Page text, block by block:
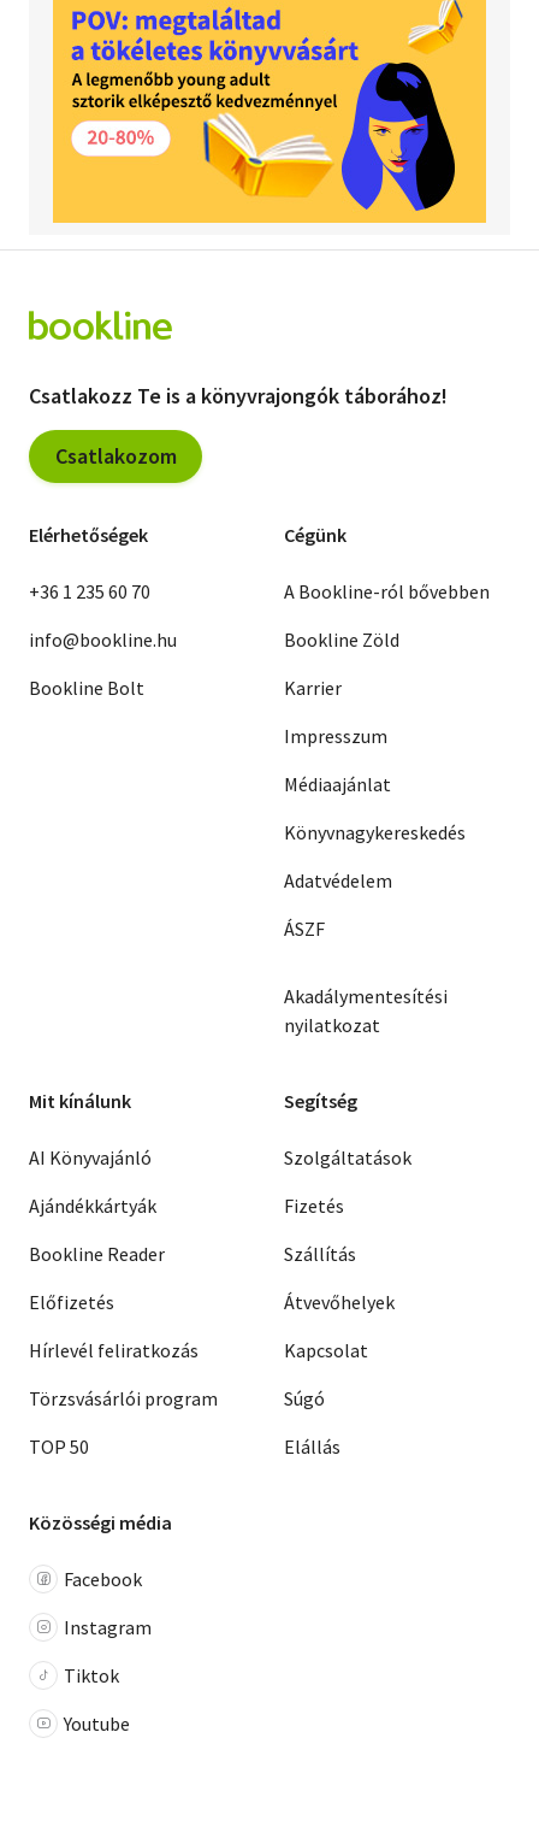
Csatlakozz Te is a könyvrajongók táborához!
Csatlakozom
Elérhetőségek
+36 1 235 60 70
info@bookline.hu
Bookline Bolt
Cégünk
A Bookline-ról bővebben
Bookline Zöld
Karrier
Impresszum
Médiaajánlat
Könyvnagykereskedés
Adatvédelem
ÁSZF
Akadálymentesítési
nyilatkozat
Mit kínálunk
AI Könyvajánló
Ajándékkártyák
Bookline Reader
Előfizetés
Hírlevél feliratkozás
Törzsvásárlói program
TOP 50
Segítség
Szolgáltatások
Fizetés
Szállítás
Átvevőhelyek
Kapcsolat
Súgó
Elállás
Közösségi média
Facebook
Instagram
Tiktok
Youtube